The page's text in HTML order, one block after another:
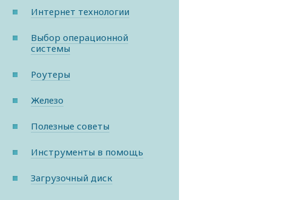
Интернет технологии
Выбор операционной
системы
Роутеры
Железо
Полезные советы
Инструменты в помощь
Загрузочный диск